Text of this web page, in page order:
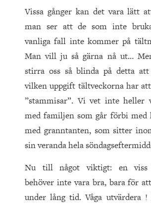
Vissa gånger kan det vara lätt
man ser att de som inte
vanliga fall inte kommer på
Man vill ju så gärna nå ut…
stirra oss så blinda på detta
vilken uppgift tältveckorna har
”stammisar”. Vi vet inte heller
med familjen som går förbi med
med granntanten, som sitter
sin veranda hela
Nu till något viktigt: en viss
behöver inte vara bra, bara för
under lång tid. Våga utvärdera